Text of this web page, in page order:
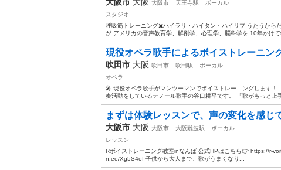
大阪市 天王寺駅
ボーカル
スタジオ
呼吸筋トレーニング✖️ハイラリ・ハイタン・ハイリブ うたうから
が アメリカの音声教育学、解剖学、心理学、脳科学を 10年かけ
現役オペラ歌手によるボイストレーニン
吹田市 大阪 吹田市 吹田駅
ボーカル
オペラ
🎤 現役オペラ歌手がマンツーマンでボイストレーニングします
奏活動をしているテノール歌手の谷口耕平です。 「歌がもっと上
まずは体験レッスンで、声の変化を感じ
大阪市 大阪 大阪市 大阪難波駅
ボーカル
レッスン
Rボイストレーニング教室inなんば 公式HPはこちら👉 https://r-
n.ee/Xg5S4oI 子供から大人まで、歌がうまくなり...